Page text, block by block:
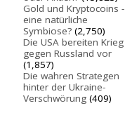
Gold und Kryptocoins -
eine natürliche
Symbiose? (2,750)
Die USA bereiten Krieg
gegen Russland vor
(1,857)
Die wahren Strategen
hinter der Ukraine-
Verschwörung (409)